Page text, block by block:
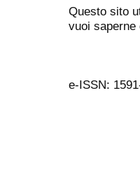
Questo sito
vuoi
e-ISSN: